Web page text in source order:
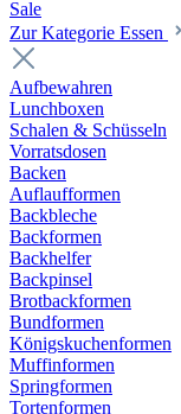
Sale
Zur Kategorie Essen
Aufbewahren
Lunchboxen
Schalen & Schüsseln
Vorratsdosen
Backen
Auflaufformen
Backbleche
Backformen
Backhelfer
Backpinsel
Brotbackformen
Bundformen
Königskuchenformen
Muffinformen
Springformen
Tortenformen